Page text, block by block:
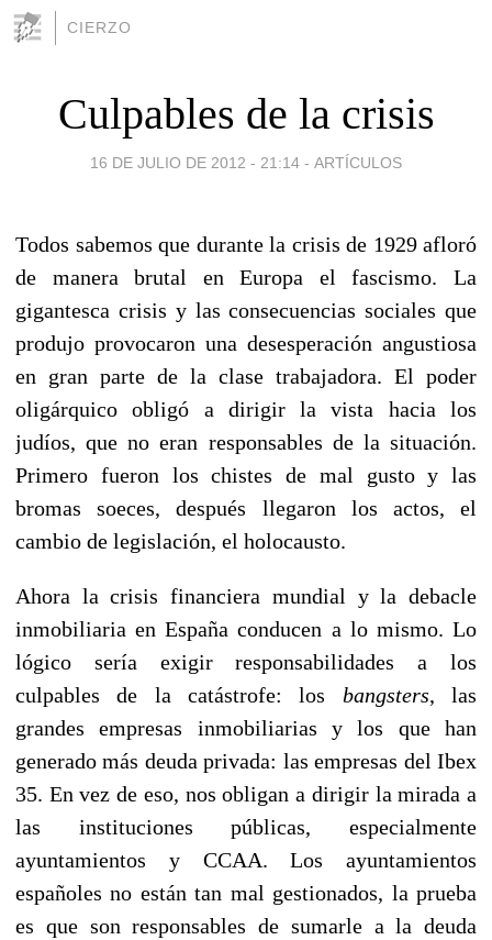
CIERZO
Culpables de la crisis
16 DE JULIO DE 2012 - 21:14 - ARTÍCULOS
Todos sabemos que durante la crisis de 1929 afloró
de manera brutal en Europa el fascismo. La
gigantesca crisis y las consecuencias sociales que
produjo provocaron una desesperación angustiosa
en gran parte de la clase trabajadora. El poder
oligárquico obligó a dirigir la vista hacia los
judíos, que no eran responsables de la situación.
Primero fueron los chistes de mal gusto y las
bromas soeces, después llegaron los actos, el
cambio de legislación, el holocausto.
Ahora la crisis financiera mundial y la debacle
inmobiliaria en España conducen a lo mismo. Lo
lógico sería exigir responsabilidades a los
culpables de la catástrofe: los bangsters, las
grandes empresas inmobiliarias y los que han
generado más deuda privada: las empresas del Ibex
35. En vez de eso, nos obligan a dirigir la mirada a
las instituciones públicas, especialmente
ayuntamientos y CCAA. Los ayuntamientos
españoles no están tan mal gestionados, la prueba
es que son responsables de sumarle a la deuda